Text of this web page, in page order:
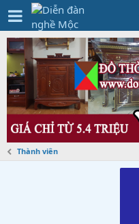
Thành viên